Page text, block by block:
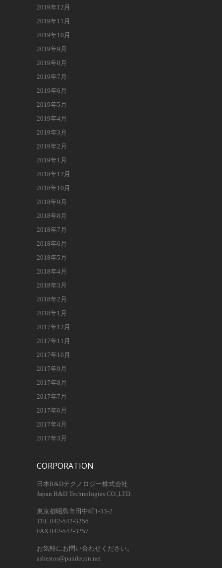
2019年12月
2019年11月
2019年10月
2019年9月
2019年8月
2019年7月
2019年6月
2019年5月
2019年4月
2019年3月
2019年2月
2019年1月
2018年12月
2018年10月
2018年9月
2018年8月
2018年7月
2018年6月
2018年5月
2018年4月
2018年3月
2018年2月
2018年1月
2017年12月
2017年11月
2017年10月
2017年9月
2017年8月
2017年7月
2017年6月
2017年4月
2017年3月
CORPORATION
日本R&Dテクノロジー株式会社
Japan R&D Technologies CO.,LTD.
東京都昭島市田中町1-33-2
TEL 042-542-3256
FAX 042-542-3257
お気軽にお問い合わせください。
asbestos@pandecon.net